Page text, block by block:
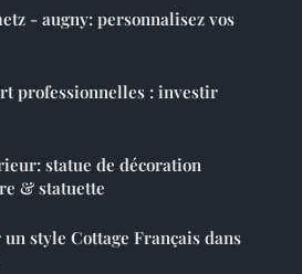
- augny: personnalisez vos
professionnelles : investir
statue de décoration
& statuette
style Cottage Français dans